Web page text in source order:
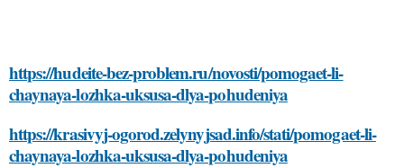
https://hudeite-bez-problem.ru/novosti/pomogaet-li-
chaynaya-lozhka-uksusa-dlya-pohudeniya
https://krasivyj-ogorod.zelynyjsad.info/stati/pomogaet-li-
chaynaya-lozhka-uksusa-dlya-pohudeniya